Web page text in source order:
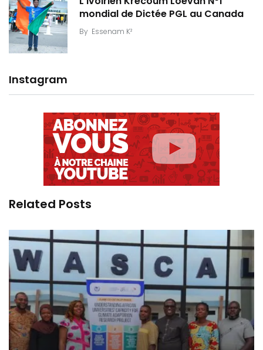
mondial de Dictée PGL au Canada
By Essenam K²
Instagram
Related Posts